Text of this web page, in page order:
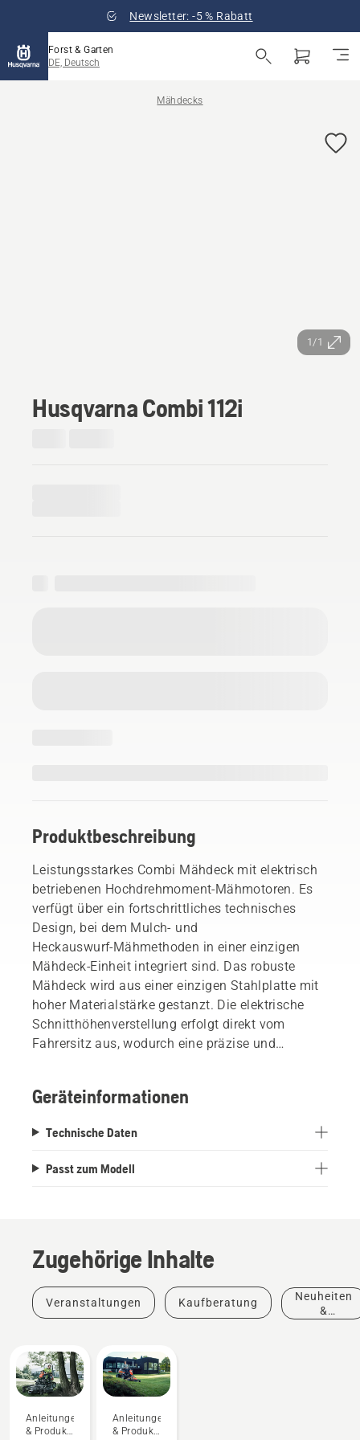
Newsletter: -5 % Rabatt
Forst & Garten
DE, Deutsch
Mähdecks
1/1
Husqvarna Combi 112i
Produktbeschreibung
Leistungsstarkes Combi Mähdeck mit elektrisch
betriebenen Hochdrehmoment‑Mähmotoren. Es
verfügt über ein fortschrittliches technisches
Design, bei dem Mulch- und
Heckauswurf‑Mähmethoden in einer einzigen
Mähdeck‑Einheit integriert sind. Das robuste
Mähdeck wird aus einer einzigen Stahlplatte mit
hoher Materialstärke gestanzt. Die elektrische
Schnitthöhenverstellung erfolgt direkt vom
Fahrersitz aus, wodurch eine präzise und
Geräteinformationen
Technische Daten
Passt zum Modell
Zugehörige Inhalte
Veranstaltungen Kaufberatung
Neuheiten
&
Anleitungen
& Produkt-
Anleitungen
& Produkt-